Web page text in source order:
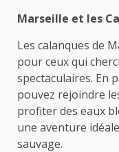
Marseille et les
Les calanques de
pour ceux qui
spectaculaires. En
pouvez rejoindre
profiter des eaux
une aventure
sauvage.